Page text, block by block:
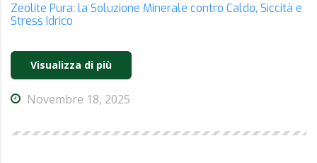
Zeolite Pura: la Soluzione Minerale contro Caldo, Siccità e
Stress Idrico
Visualizza di più
Novembre 18, 2025